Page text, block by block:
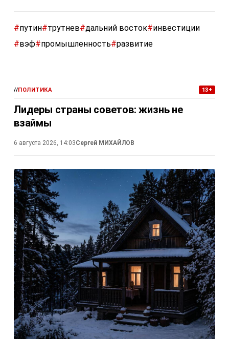
#путин#трутнев#дальний восток#инвестиции
#вэф#промышленность#развитие
//ПОЛИТИКА 13+
Лидеры страны советов: жизнь не
взаймы
6 августа 2026, 14:03Сергей МИХАЙЛОВ